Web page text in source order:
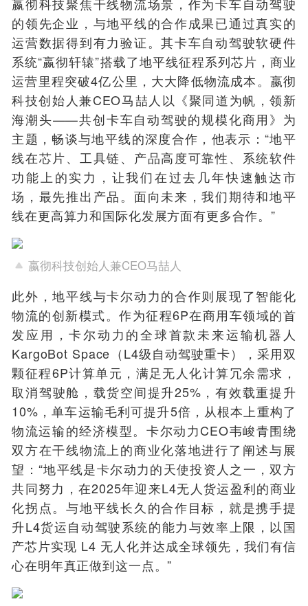
的领先企业，与地平线的合作成果已通过真实的
运营数据得到有力验证。其卡车自动驾驶软硬件
系统“嬴彻轩辕”搭载了地平线征程系列芯片，商业
运营里程突破4亿公里，大大降低物流成本。嬴彻
科技创始人兼CEO马喆人以《聚同道为帆，领新
海潮头——共创卡车自动驾驶的规模化商用》为
主题，畅谈与地平线的深度合作，他表示：“地平
线在芯片、工具链、产品高度可靠性、系统软件
功能上的实力，让我们在过去几年快速触达市
场，最先推出产品。面向未来，我们期待和地平
线在更高算力和国际化发展方面有更多合作。”
嬴彻科技创始人兼CEO马喆人
此外，地平线与卡尔动力的合作则展现了智能化
物流的创新模式。作为征程6P在商用车领域的首
发应用，卡尔动力的全球首款未来运输机器人
KargoBot Space（L4级自动驾驶重卡），采用双
颗征程6P计算单元，满足无人化计算冗余需求，
取消驾驶舱，载货空间提升25%，有效载重提升
10%，单车运输毛利可提升5倍，从根本上重构了
物流运输的经济模型。卡尔动力CEO韦峻青围绕
双方在干线物流上的商业化落地进行了阐述与展
望：“地平线是卡尔动力的天使投资人之一，双方
共同努力，在2025年迎来L4无人货运盈利的商业
化拐点。与地平线长久的合作目标，就是携手提
升L4货运自动驾驶系统的能力与效率上限，以国
产芯片实现 L4 无人化并达成全球领先，我们有信
心在明年真正做到这一点。”